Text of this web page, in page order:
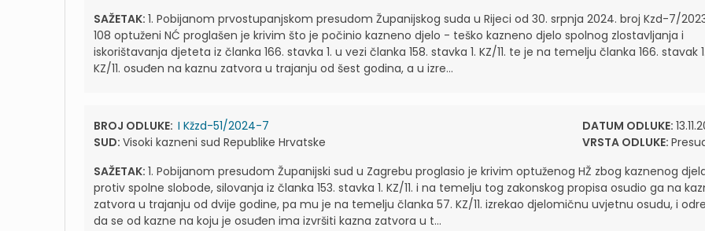
SAŽETAK: 1. Pobijanom prvostupanjskom presudom Županijskog suda u Rijeci od 30. srpnja 2024. broj Kzd-7/
108 optuženi NĆ proglašen je krivim što je počinio kazneno djelo - teško kazneno djelo spolnog zlostavljanja i
iskorištavanja djeteta iz članka 166. stavka 1. u vezi članka 158. stavka 1. KZ/11. te je na temelju članka 166. stavak
KZ/11. osuđen na kaznu zatvora u trajanju od šest godina, a u izre...
BROJ ODLUKE: I Kžzd-51/2024-7
SUD: Visoki kazneni sud Republike Hrvatske
DATUM ODLUKE:
VRSTA ODLUKE:
SAŽETAK: 1. Pobijanom presudom Županijski sud u Zagrebu proglasio je krivim optuženog HŽ zbog kaznenog
protiv spolne slobode, silovanja iz članka 153. stavka 1. KZ/11. i na temelju tog zakonskog propisa osudio ga na
zatvora u trajanju od dvije godine, pa mu je na temelju članka 57. KZ/11. izrekao djelomičnu uvjetnu osudu, i
da se od kazne na koju je osuđen ima izvršiti kazna zatvora u t...